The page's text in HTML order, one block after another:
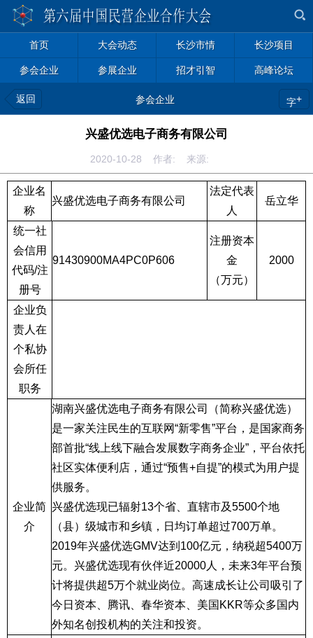
首页 大会动态 长沙市情 长沙项目
参会企业 参展企业 招才引智 高峰论坛
返回 参会企业 字+
兴盛优选电子商务有限公司
2020-10-28 作者: 来源:
企业名
称
兴盛优选电子商务有限公司
法定代表
人
岳立华
统一社
会信用
代码/注
册号
91430900MA4PC0P606
注册资本
金
（万元）
2000
企业负
责人在
个私协
会所任
职务
企业简
介
湖南兴盛优选电子商务有限公司（简称兴盛优选）
是一家关注民生的互联网“新零售”平台，是国家商务
部首批“线上线下融合发展数字商务企业” ，平台依托
社区实体便利店，通过“预售+自提”的模式为用户提
供服务。
兴盛优选现已辐射13个省、直辖市及5500个地
（县）级城市和乡镇，日均订单超过700万单。
2019年兴盛优选GMV达到 100亿元，纳税超5400万
元。兴盛优选现有伙伴近20000人，未来3年平台预
计将提供超5万个就业岗位。高速成长让公司吸引了
今日资本、腾讯、春华资本、美国 KKR等众多国内
外知名创投机构的关注和投资。